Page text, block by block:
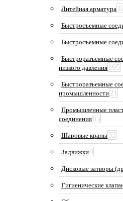
Литейная арматура
Быстросъемные
Быстросъемные
Быстроразъемные
низкого давления 195
Быстроразъемные
промышленности21
Промышленные
соединения65
Шаровые краны32
Задвижки4
Дисковые затворы
Гигиенические